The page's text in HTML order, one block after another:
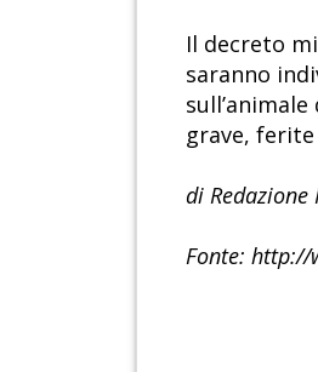
Il decreto
saranno
grave,
di
Fonte: